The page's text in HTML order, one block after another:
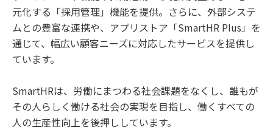
元化する「採用管理」機能を提供。さらに、外部システ
ムとの豊富な連携や、アプリストア「SmartHR Plus」を
通じて、幅広い顧客ニーズに対応したサービスを提供し
ています。
SmartHRは、労働にまつわる社会課題をなくし、誰もが
その人らしく働ける社会の実現を目指し、働くすべての
人の生産性向上を後押ししています。